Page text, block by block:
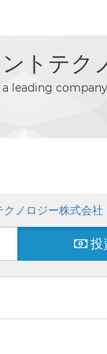
トテク
a leading
ノロジー株式会社
投